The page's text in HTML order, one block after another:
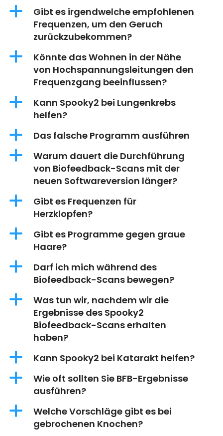
a
Gibt es irgendwelche empfohlenen
Frequenzen, um den Geruch
zurückzubekommen?
a
Könnte das Wohnen in der Nähe
von Hochspannungsleitungen den
Frequenzgang beeinflussen?
a
Kann Spooky2 bei Lungenkrebs
helfen?
a Das falsche Programm ausführen
a
Warum dauert die Durchführung
von Biofeedback-Scans mit der
neuen Softwareversion länger?
a
Gibt es Frequenzen für
Herzklopfen?
a
Gibt es Programme gegen graue
Haare?
a
Darf ich mich während des
Biofeedback-Scans bewegen?
a
Was tun wir, nachdem wir die
Ergebnisse des Spooky2
Biofeedback-Scans erhalten
haben?
a Kann Spooky2 bei Katarakt helfen?
a
Wie oft sollten Sie BFB-Ergebnisse
ausführen?
a
Welche Vorschläge gibt es bei
gebrochenen Knochen?